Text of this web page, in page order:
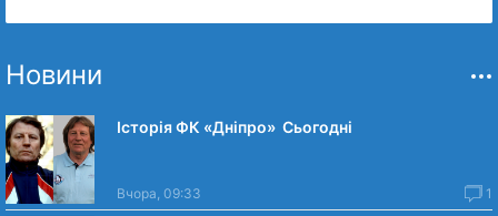
Новини
Історія ФК «Дніпро» Сьогодні
Вчора, 09:33 1